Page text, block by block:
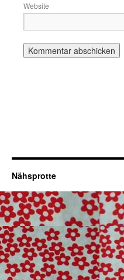
Website
Nähsprotte